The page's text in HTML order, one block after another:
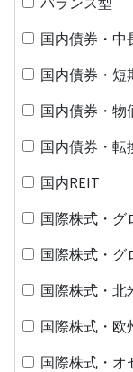
国内債券・中
国内債券・短
国内債券・物
国内債券・転
国内REIT
国際株式・グ
国際株式・グ
国際株式・北
国際株式・欧
国際株式・オ